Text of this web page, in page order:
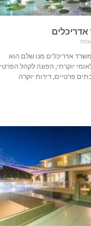
אדריכלים מנו שלם הוא
יוקרתי, הפונה לקהל הפרטי
פרטיים, דירות יוקרה